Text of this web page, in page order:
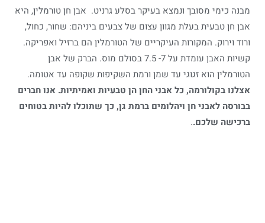
מבנה כימי מסובך ונמצא בעיקר בסלע גרניט. אבן חן טורמלין, היא
אבן חן טבעית בעלת מגוון עצום של צבעים ביניהם: שחור, כחול,
ורוד וירוק. המקורות העיקריים של הטורמלין הם ברזיל ואפריקה.
קשיות האבן עומדת על 7- 7.5 בסולם מוס. הברק של אבן
הטורמלין הוא זגוגי עד שמן ורמת השקיפות שקופה עד אטומה.
אצלנו בקולורמה, כל אבני החן הן טבעיות ואמיתיות. אנו חברים
בבורסה לאבני חן ויהלומים ברמת גן, כך שתוכלו להיות בטוחים
ברכישה שלכם..